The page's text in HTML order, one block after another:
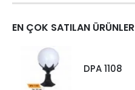
EN ÇOK SATILAN ÜRÜNLER
DPA 1108